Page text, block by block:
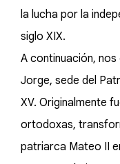
la lucha por la
siglo XIX.
A continuación,
Jorge, sede del
XV. Originalmente
ortodoxas,
patriarca Mateo II